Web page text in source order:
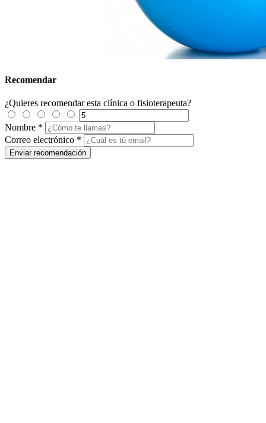
Recomendar
¿Quieres recomendar esta clínica o fisioterapeuta?
Nombre *
Correo electrónico *